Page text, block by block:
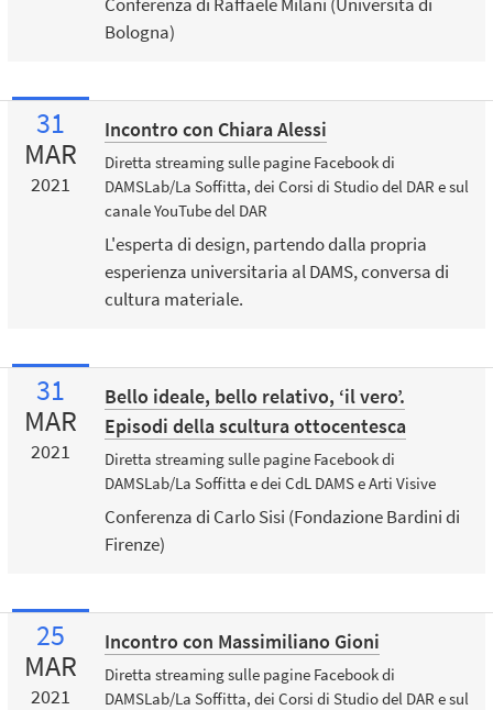
Bologna)
31
MAR
2021
Incontro con Chiara Alessi
Diretta streaming sulle pagine Facebook di
DAMSLab/La Soffitta, dei Corsi di Studio del DAR e sul
canale YouTube del DAR
L'esperta di design, partendo dalla propria
esperienza universitaria al DAMS, conversa di
cultura materiale.
31
MAR
2021
Bello ideale, bello relativo, ‘il vero’.
Episodi della scultura ottocentesca
Diretta streaming sulle pagine Facebook di
DAMSLab/La Soffitta e dei CdL DAMS e Arti Visive
Conferenza di Carlo Sisi (Fondazione Bardini di
Firenze)
25
MAR
2021
Incontro con Massimiliano Gioni
Diretta streaming sulle pagine Facebook di
DAMSLab/La Soffitta, dei Corsi di Studio del DAR e sul